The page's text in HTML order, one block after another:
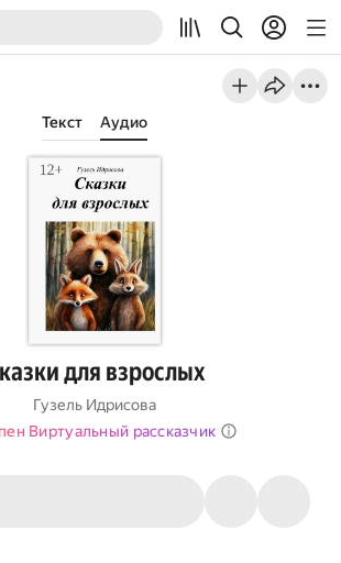
Текст Аудио
для взрослых
Гузель Идрисова
Виртуальный рассказчик